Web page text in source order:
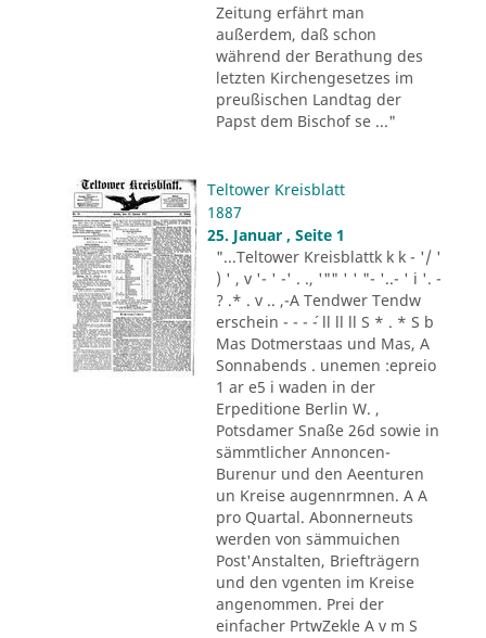
Zeitung erfährt man
außerdem, daß schon
während der Berathung des
letzten Kirchengesetzes im
preußischen Landtag der
Papst dem Bischof se ..."
Teltower Kreisblatt
1887
25. Januar , Seite 1
"...Teltower Kreisblattk k k - '/ '
) ' , v '- ' -' . ., '"" ' ' "- '..- ' i '. -
? .* . v .. ,-A Tendwer Tendw
erschein - - - ´- ll ll ll S * . * S b
Mas Dotmerstaas und Mas, A
Sonnabends . unemen :epreio
1 ar e5 i waden in der
Erpeditione Berlin W. ,
Potsdamer Snaße 26d sowie in
sämmtlicher Annoncen-
Burenur und den Aeenturen
un Kreise augennrmnen. A A
pro Quartal. Abonnerneuts
werden von sämmuichen
Post'Anstalten, Briefträgern
und den vgenten im Kreise
angenommen. Prei der
einfacher PrtwZekle A v m S